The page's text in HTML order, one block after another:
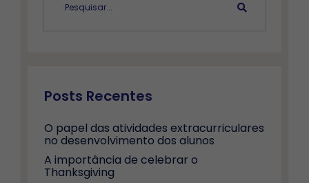
Posts Recentes
O papel das atividades extracurriculares
no desenvolvimento dos alunos
A importância de celebrar o
Thanksgiving